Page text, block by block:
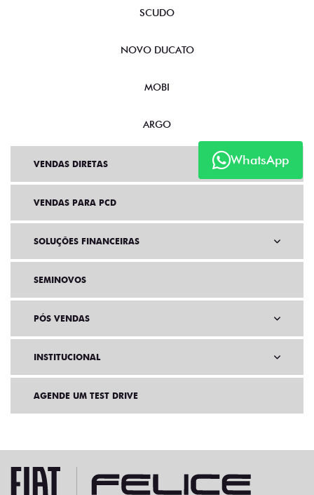
WhatsApp
SCUDO
NOVO DUCATO
MOBI
ARGO
VENDAS DIRETAS
VENDAS PARA PCD
SOLUÇÕES FINANCEIRAS
SEMINOVOS
PÓS VENDAS
INSTITUCIONAL
AGENDE UM TEST DRIVE